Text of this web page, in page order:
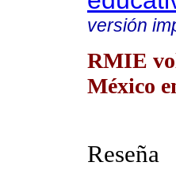
versión
RMIE
México
Reseña